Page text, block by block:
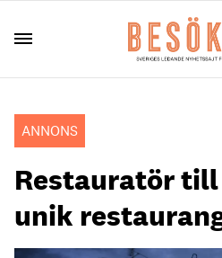
ANNONS
Restauratör
unik